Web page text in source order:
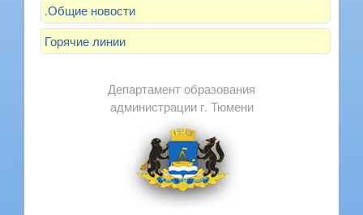
.Общие новости
Горячие линии
Департамент образования
администрации г. Тюмени